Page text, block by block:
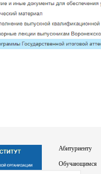
Абитуриенту
Обучающимся